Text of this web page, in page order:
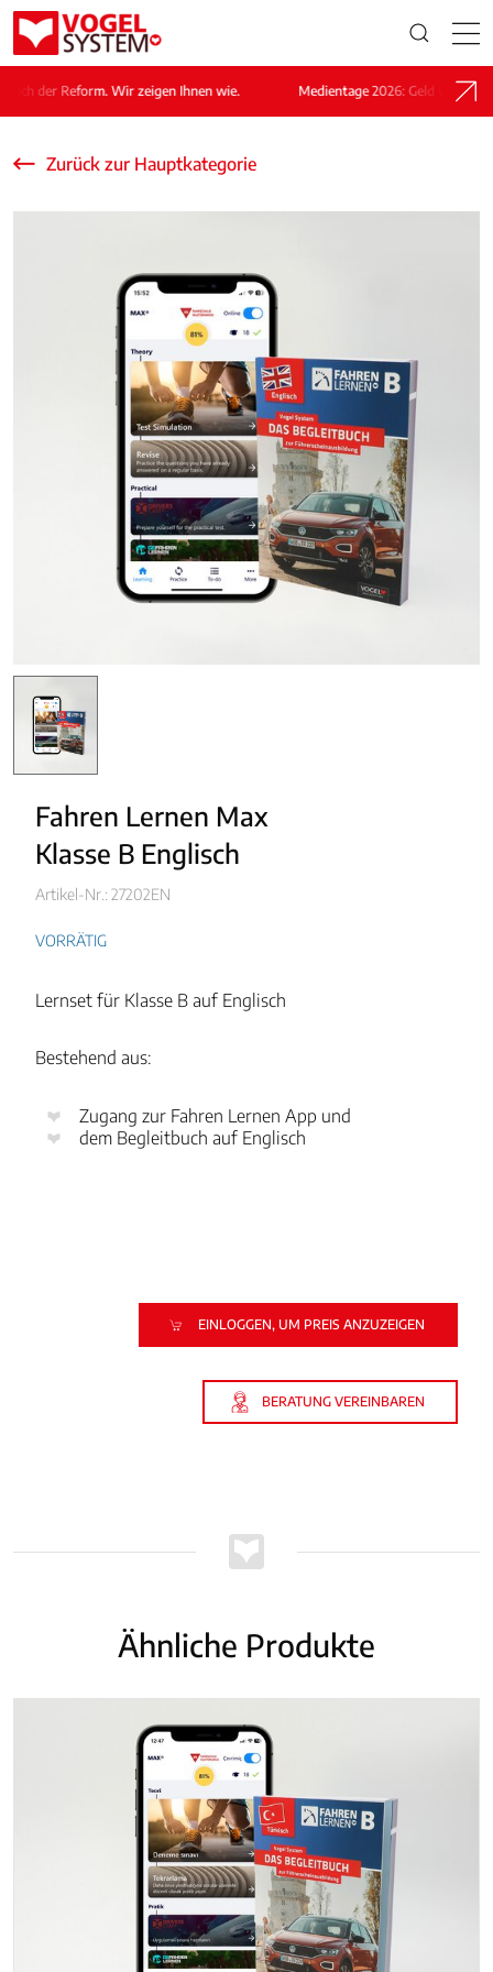
der Reform. Wir zeigen Ihnen wie. Medientage 2026: Geld
Zurück zur Hauptkategorie
Fahren Lernen Max
Klasse B Englisch
Artikel-Nr.: 27202EN
VORRÄTIG
Lernset für Klasse B auf Englisch
Bestehend aus:
Zugang zur Fahren Lernen App und
dem Begleitbuch auf Englisch
EINLOGGEN, UM PREIS ANZUZEIGEN
BERATUNG VEREINBAREN
Ähnliche Produkte